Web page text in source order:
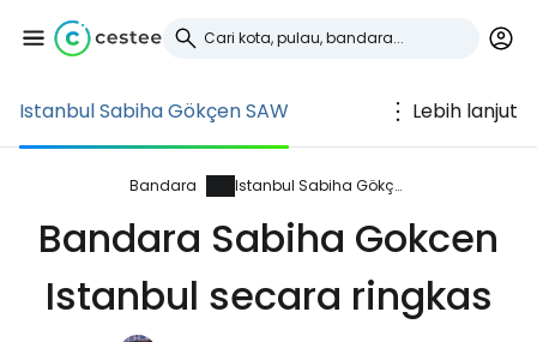
Istanbul Sabiha Gökçen SAW Lebih lanjut
Bandara Istanbul Sabiha Gökçen
Bandara Sabiha Gokcen
Istanbul secara ringkas
Masuk ke Cestee
... komunitas perjalanan di seluruh dunia